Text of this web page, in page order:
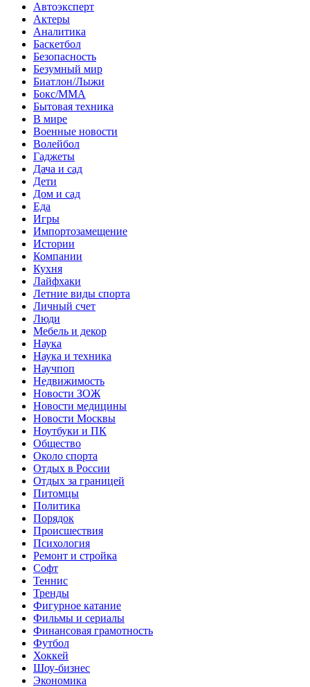
Автоэксперт
Актеры
Аналитика
Баскетбол
Безопасность
Безумный мир
Биатлон/Лыжи
Бокс/MMA
Бытовая техника
В мире
Военные новости
Волейбол
Гаджеты
Дача и сад
Дети
Дом и сад
Еда
Игры
Импортозамещение
Истории
Компании
Кухня
Лайфхаки
Летние виды спорта
Личный счет
Люди
Мебель и декор
Наука
Наука и техника
Научпоп
Недвижимость
Новости ЗОЖ
Новости медицины
Новости Москвы
Ноутбуки и ПК
Общество
Около спорта
Отдых в России
Отдых за границей
Питомцы
Политика
Порядок
Происшествия
Психология
Ремонт и стройка
Софт
Теннис
Тренды
Фигурное катание
Фильмы и сериалы
Финансовая грамотность
Футбол
Хоккей
Шоу-бизнес
Экономика